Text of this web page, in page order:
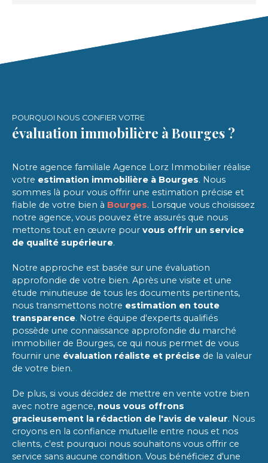
POURQUOI NOUS CONFIER VOTRE
évaluation immobilière à Bourges ?
Notre agence familiale Agence Lorz Immobilier réalise
votre estimation immobilière à Bourges. Nous
sommes là pour vous offrir une estimation précise et
fiable de votre bien à Bourges. Lorsque vous choisissez
notre agence, vous pouvez être assurés que nous
mettons tout en œuvre pour vous offrir un service
de qualité supérieure.
Notre approche est basée sur une évaluation
approfondie de votre bien. Après une visite et une
étude minutieuse de tous les documents pertinents,
nous transmettons notre estimation en toute
transparence. Notre équipe d'experts qualifiés
possède une connaissance approfondie du marché
immobilier de Bourges, ce qui nous permet de vous
fournir une évaluation réaliste et précise de la valeur
de votre bien.
De plus, si vous décidez de mettre en vente votre bien
avec notre agence, nous vous offrons
gracieusement la rédaction de l'avis de valeur. Nous
croyons en la confiance mutuelle entre nous et nos
clients, c'est pourquoi nous souhaitons vous offrir ce
service sans aucune condition. Vous bénéficiez d'une